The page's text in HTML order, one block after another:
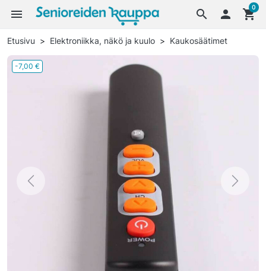
search
menu  shopping_cart
0
Etusivu Elektroniikka, näkö ja kuulo Kaukosäätimet
-7,00 €
Previous Next